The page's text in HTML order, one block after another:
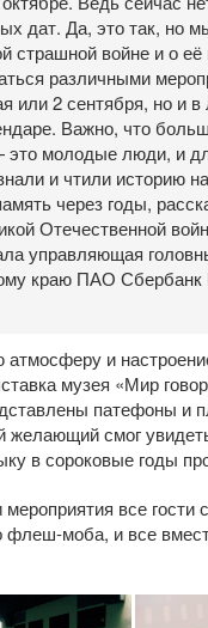
дат. Да, это так, но
страшной войне и о
различными
или 2 сентября, но и
Важно, что
это молодые люди, и
и чтили историю
через годы,
Отечественной
управляющая
краю ПАО Сбербанк
атмосферу и
музея «Мир
патефоны и
желающий смог
в сороковые годы
все гости
флеш-моба, и все